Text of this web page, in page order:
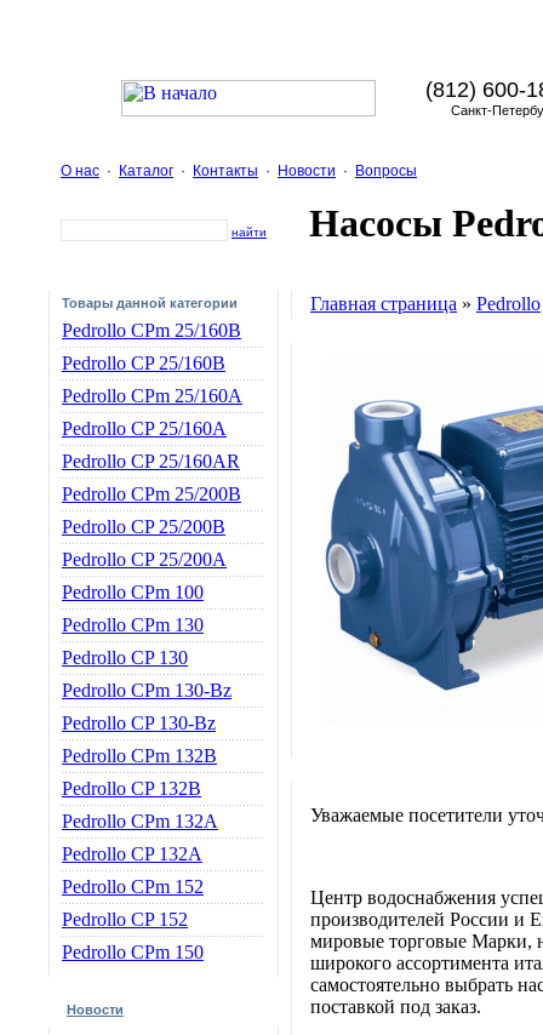
(812) 600-
Санкт-
О нас · Каталог · Контакты · Новости · Вопросы
найти Насосы
Товары данной категории
Pedrollo CPm 25/160B
Pedrollo CP 25/160B
Pedrollo CPm 25/160A
Pedrollo CP 25/160A
Pedrollo CP 25/160AR
Pedrollo CPm 25/200B
Pedrollo CP 25/200B
Pedrollo CP 25/200A
Pedrollo CPm 100
Pedrollo CPm 130
Pedrollo CP 130
Pedrollo CPm 130-Bz
Pedrollo CP 130-Bz
Pedrollo CPm 132B
Pedrollo CP 132B
Pedrollo CPm 132A
Pedrollo CP 132A
Pedrollo CPm 152
Pedrollo CP 152
Pedrollo CPm 150
Новости
Главная страница » Pedrollo
Уважаемые посетители
Центр водоснабжения
производителей России и
мировые торговые Марки,
широкого ассортимента
самостоятельно выбрать
поставкой под заказ.